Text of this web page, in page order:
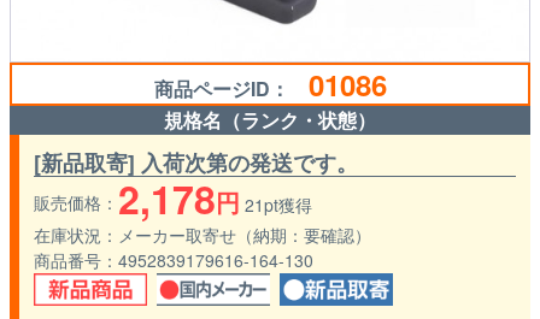
商品ページID： 01086
規格名（ランク・状態）
[新品取寄] 入荷次第の発送です。
販売価格 2,178円 21pt獲得
在庫状況
メーカー取寄せ（納期：要確認）
商品番号
4952839179616-164-130